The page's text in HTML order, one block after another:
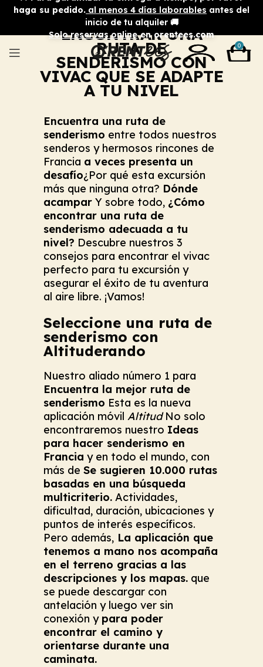
haga su pedido. al menos 4 días laborables antes del
inicio de tu alquiler 🚚
Solo reservas onlineen orentees.com
0
3 CONSEJOS PARA
ENCONTRAR UNA
RUTA DE
SENDERISMO CON
VIVAC QUE SE ADAPTE
A TU NIVEL
Encuentra una ruta de
senderismo entre todos nuestros
senderos y hermosos rincones de
Francia a veces presenta un
desafío¿Por qué esta excursión
más que ninguna otra? Dónde
acampar Y sobre todo, ¿Cómo
encontrar una ruta de
senderismo adecuada a tu
nivel? Descubre nuestros 3
consejos para encontrar el vivac
perfecto para tu excursión y
asegurar el éxito de tu aventura
al aire libre. ¡Vamos!
Seleccione una ruta de
senderismo con
Altituderando
Nuestro aliado número 1 para
Encuentra la mejor ruta de
senderismo Esta es la nueva
aplicación móvil AltitudNo solo
encontraremos nuestro Ideas
para hacer senderismo en
Francia y en todo el mundo, con
más de Se sugieren 10.000 rutas
basadas en una búsqueda
multicriterio. Actividades,
dificultad, duración, ubicaciones y
puntos de interés específicos.
Pero además, La aplicación que
tenemos a mano nos acompaña
en el terreno gracias a las
descripciones y los mapas. que
se puede descargar con
antelación y luego ver sin
conexión y para poder
encontrar el camino y
orientarse durante una
caminata.